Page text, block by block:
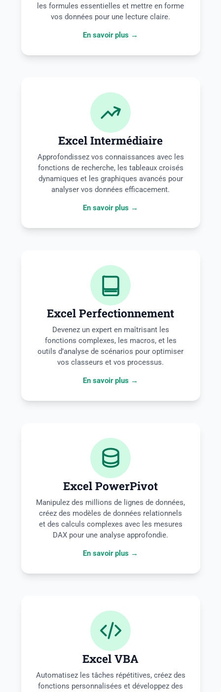
les formules essentielles et mettre en forme
vos données pour une lecture claire.
En savoir plus →
Excel Intermédiaire
Approfondissez vos connaissances avec les
fonctions de recherche, les tableaux croisés
dynamiques et les graphiques avancés pour
analyser vos données efficacement.
En savoir plus →
Excel Perfectionnement
Devenez un expert en maîtrisant les
fonctions complexes, les macros, et les
outils d’analyse de scénarios pour optimiser
vos classeurs et vos processus.
En savoir plus →
Excel PowerPivot
Manipulez des millions de lignes de données,
créez des modèles de données relationnels
et des calculs complexes avec les mesures
DAX pour une analyse approfondie.
En savoir plus →
Excel VBA
Automatisez les tâches répétitives, créez des
fonctions personnalisées et développez des